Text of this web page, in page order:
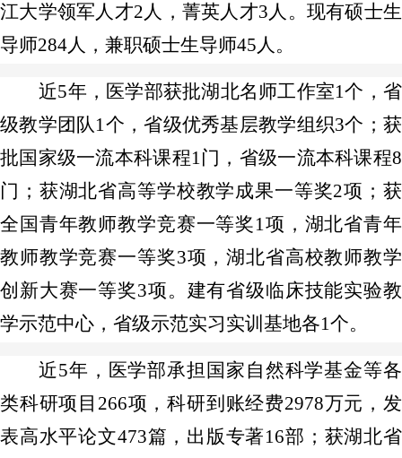
江大学领军人才2人，菁英人才3人。现有硕士生
导师284人，兼职硕士生导师45人。
近5年，医学部获批湖北名师工作室1个，省
级教学团队1个，省级优秀基层教学组织3个；获
批国家级一流本科课程1门，省级一流本科课程8
门；获湖北省高等学校教学成果一等奖2项；获
全国青年教师教学竞赛一等奖1项，湖北省青年
教师教学竞赛一等奖3项，湖北省高校教师教学
创新大赛一等奖3项。建有省级临床技能实验教
学示范中心，省级示范实习实训基地各1个。
近5年，医学部承担国家自然科学基金等各
类科研项目266项，科研到账经费2978万元，发
表高水平论文473篇，出版专著16部；获湖北省